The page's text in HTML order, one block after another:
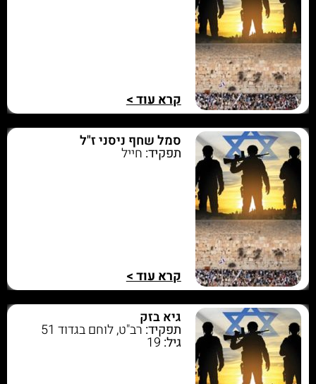
קרא עוד >
סמל שחף ניסני ז"ל
תפקיד: חייל
קרא עוד >
גיא בזק
תפקיד:רב"ט, לוחם בגדוד 51
גיל:19